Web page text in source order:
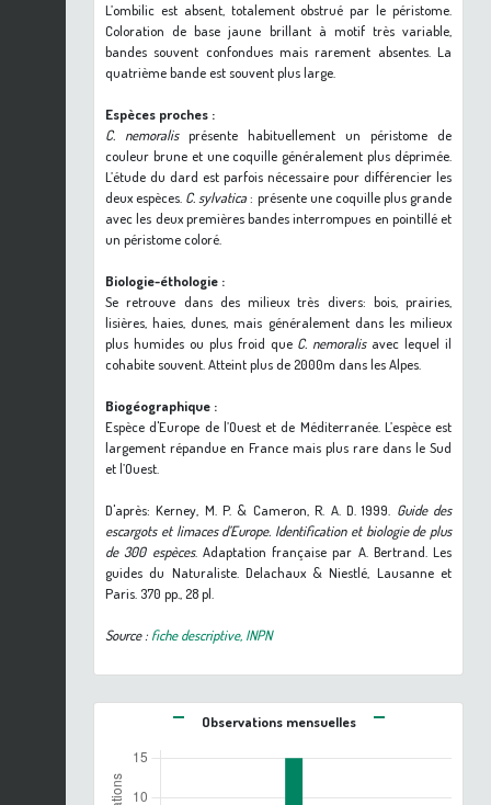
L’ombilic est absent, totalement obstrué par le péristome.
Coloration de base jaune brillant à motif très variable,
bandes souvent confondues mais rarement absentes. La
quatrième bande est souvent plus large.
Espèces proches :
C. nemoralisprésente habituellement un péristome de
couleur brune et une coquille généralement plus déprimée.
L’étude du dard est parfois nécessaire pour différencier les
deux espèces. C. sylvatica: présente une coquille plus grande
avec les deux premières bandes interrompues en pointillé et
un péristome coloré.
Biologie-éthologie :
Se retrouve dans des milieux très divers: bois, prairies,
lisières, haies, dunes, mais généralement dans les milieux
plus humides ou plus froid que C. nemoralisavec lequel il
cohabite souvent. Atteint plus de 2000m dans les Alpes.
Biogéographique :
Espèce d'Europe de l’Ouest et de Méditerranée. L’espèce est
largement répandue en France mais plus rare dans le Sud
et l’Ouest.
D'après: Kerney, M. P. & Cameron, R. A. D. 1999. Guide des
escargots et limaces d’Europe. Identification et biologie de plus
de 300 espèces. Adaptation française par A. Bertrand. Les
guides du Naturaliste. Delachaux & Niestlé, Lausanne et
Paris. 370 pp., 28 pl.
Source : fiche descriptive, INPN
Observations mensuelles